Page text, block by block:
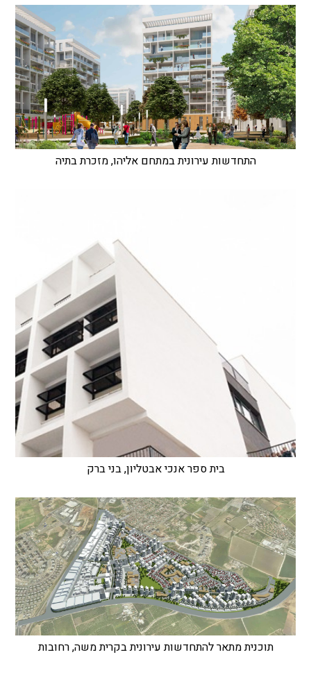
התחדשות עירונית במתחם אליהו, מזכרת בתיה
בית ספר אנכי אבטליון, בני ברק
תוכנית מתאר להתחדשות עירונית בקרית משה, רחובות